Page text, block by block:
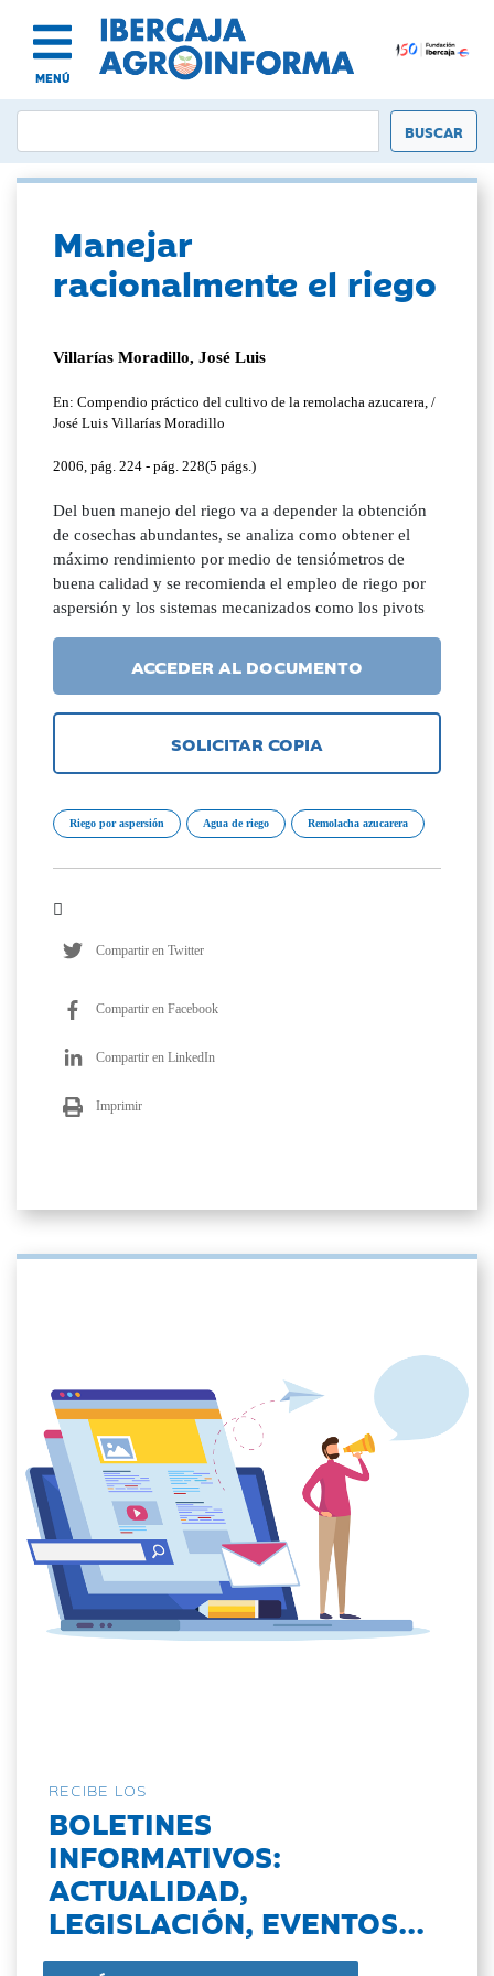
MENÚ
Manejar
racionalmente el riego
Villarías Moradillo, José Luis
En: Compendio práctico del cultivo de la remolacha azucarera, /
José Luis Villarías Moradillo
2006, pág. 224 - pág. 228(5 págs.)
Del buen manejo del riego va a depender la obtención
de cosechas abundantes, se analiza como obtener el
máximo rendimiento por medio de tensiómetros de
buena calidad y se recomienda el empleo de riego por
aspersión y los sistemas mecanizados como los pivots
ACCEDER AL DOCUMENTO
SOLICITAR COPIA
Riego por aspersión Agua de riego Remolacha azucarera
Compartir en Twitter
Compartir en Facebook
Compartir en LinkedIn
Imprimir
RECIBE LOS
BOLETINES
INFORMATIVOS:
ACTUALIDAD,
LEGISLACIÓN, EVENTOS...